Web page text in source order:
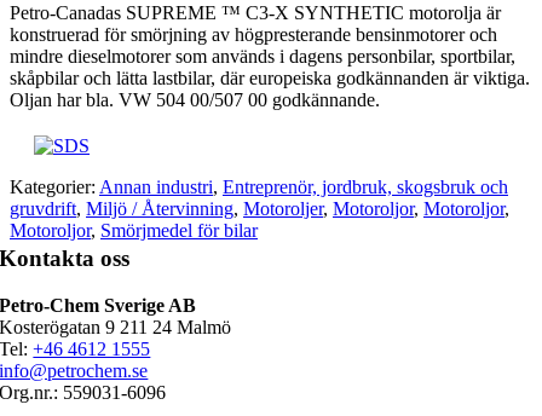
Petro-Canadas SUPREME ™ C3-X SYNTHETIC motorolja är
konstruerad för smörjning av högpresterande bensinmotorer och
mindre dieselmotorer som används i dagens personbilar, sportbilar,
skåpbilar och lätta lastbilar, där europeiska godkännanden är viktiga.
Oljan har bla. VW 504 00/507 00 godkännande.
Kategorier: Annan industri, Entreprenör, jordbruk, skogsbruk och
gruvdrift, Miljö / Återvinning, Motoroljer, Motoroljor, Motoroljor,
Motoroljor, Smörjmedel för bilar
Kontakta oss
Petro-Chem Sverige AB
Kosterögatan 9 211 24 Malmö
Tel:+46 4612 1555
info@petrochem.se
Org.nr.: 559031-6096